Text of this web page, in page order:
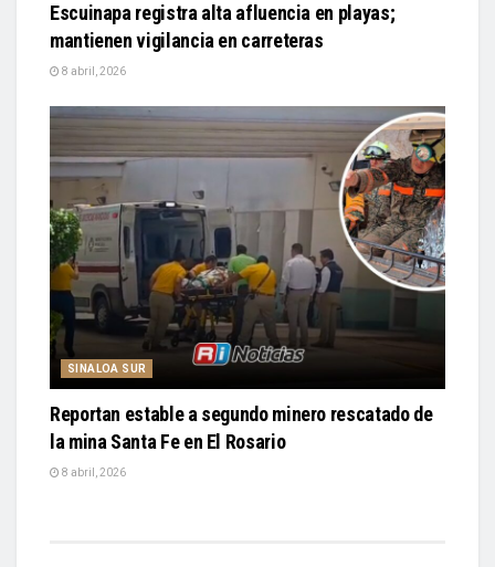
Escuinapa registra alta afluencia en playas;
mantienen vigilancia en carreteras
8 abril, 2026
SINALOA SUR
Reportan estable a segundo minero rescatado de
la mina Santa Fe en El Rosario
8 abril, 2026